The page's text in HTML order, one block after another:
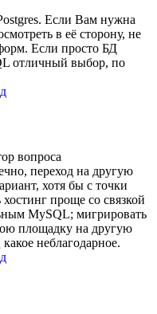
Если Вам нужна
в её сторону, не
Если просто БД
отличный выбор, по
вопроса
переход на другую
хотя бы с точки
проще со связкой
MySQL; мигрировать
площадку на другую
неблагодарное.